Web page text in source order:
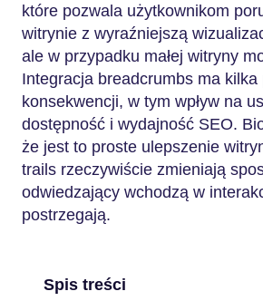
które pozwala użytkownikom
witrynie z wyraźniejszą
ale w przypadku małej witryny
Integracja breadcrumbs ma kilka
konsekwencji, w tym wpływ na
dostępność i wydajność SEO.
że jest to proste ulepszenie
trails rzeczywiście zmieniają
odwiedzający wchodzą w
postrzegają.
Spis treści